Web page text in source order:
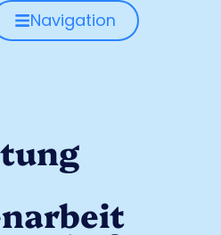
Navigation